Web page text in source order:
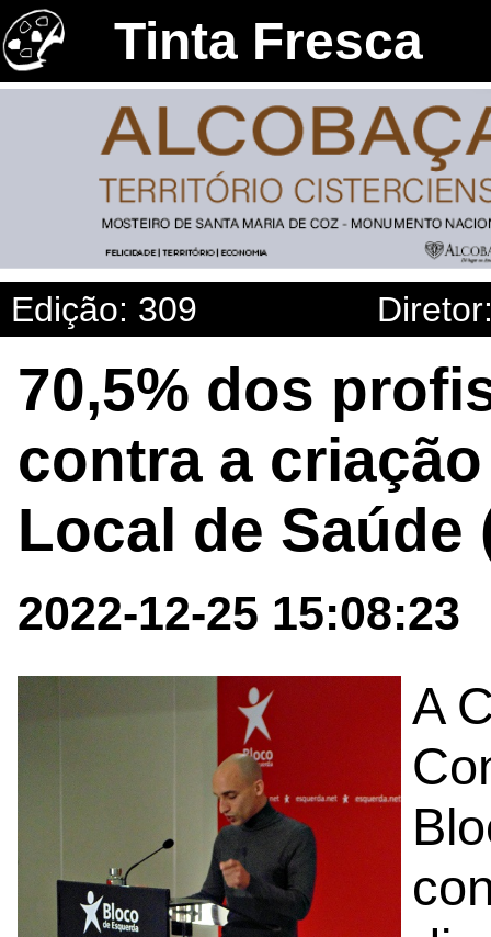
Tinta Fresca
Edição: 309
70,5% dos
contra a
Local de Saúde
2022-12-25 15:08:23
A